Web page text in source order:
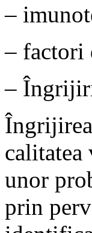
–
– factori
–
unor
prin